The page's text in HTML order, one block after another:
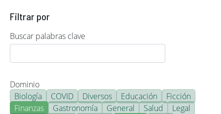
Filtrar por
Buscar palabras clave
Dominio
Biología
COVID Diversos Educación
Ficción
Finanzas
Gastronomía General Salud
Legal